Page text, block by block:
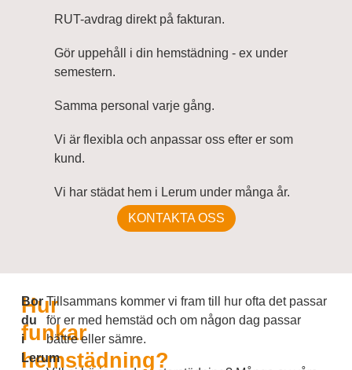
RUT-avdrag direkt på fakturan.
Gör uppehåll i din hemstädning - ex under
semestern.
Samma personal varje gång.
Vi är flexibla och anpassar oss efter er som
kund.
Vi har städat hem i Lerum under många år.
KONTAKTA OSS
Hur
funkar
hemstädning?
Bor
du
i
Lerum
Tillsammans kommer vi fram till hur ofta det passar
för er med hemstäd och om någon dag passar
bättre eller sämre.